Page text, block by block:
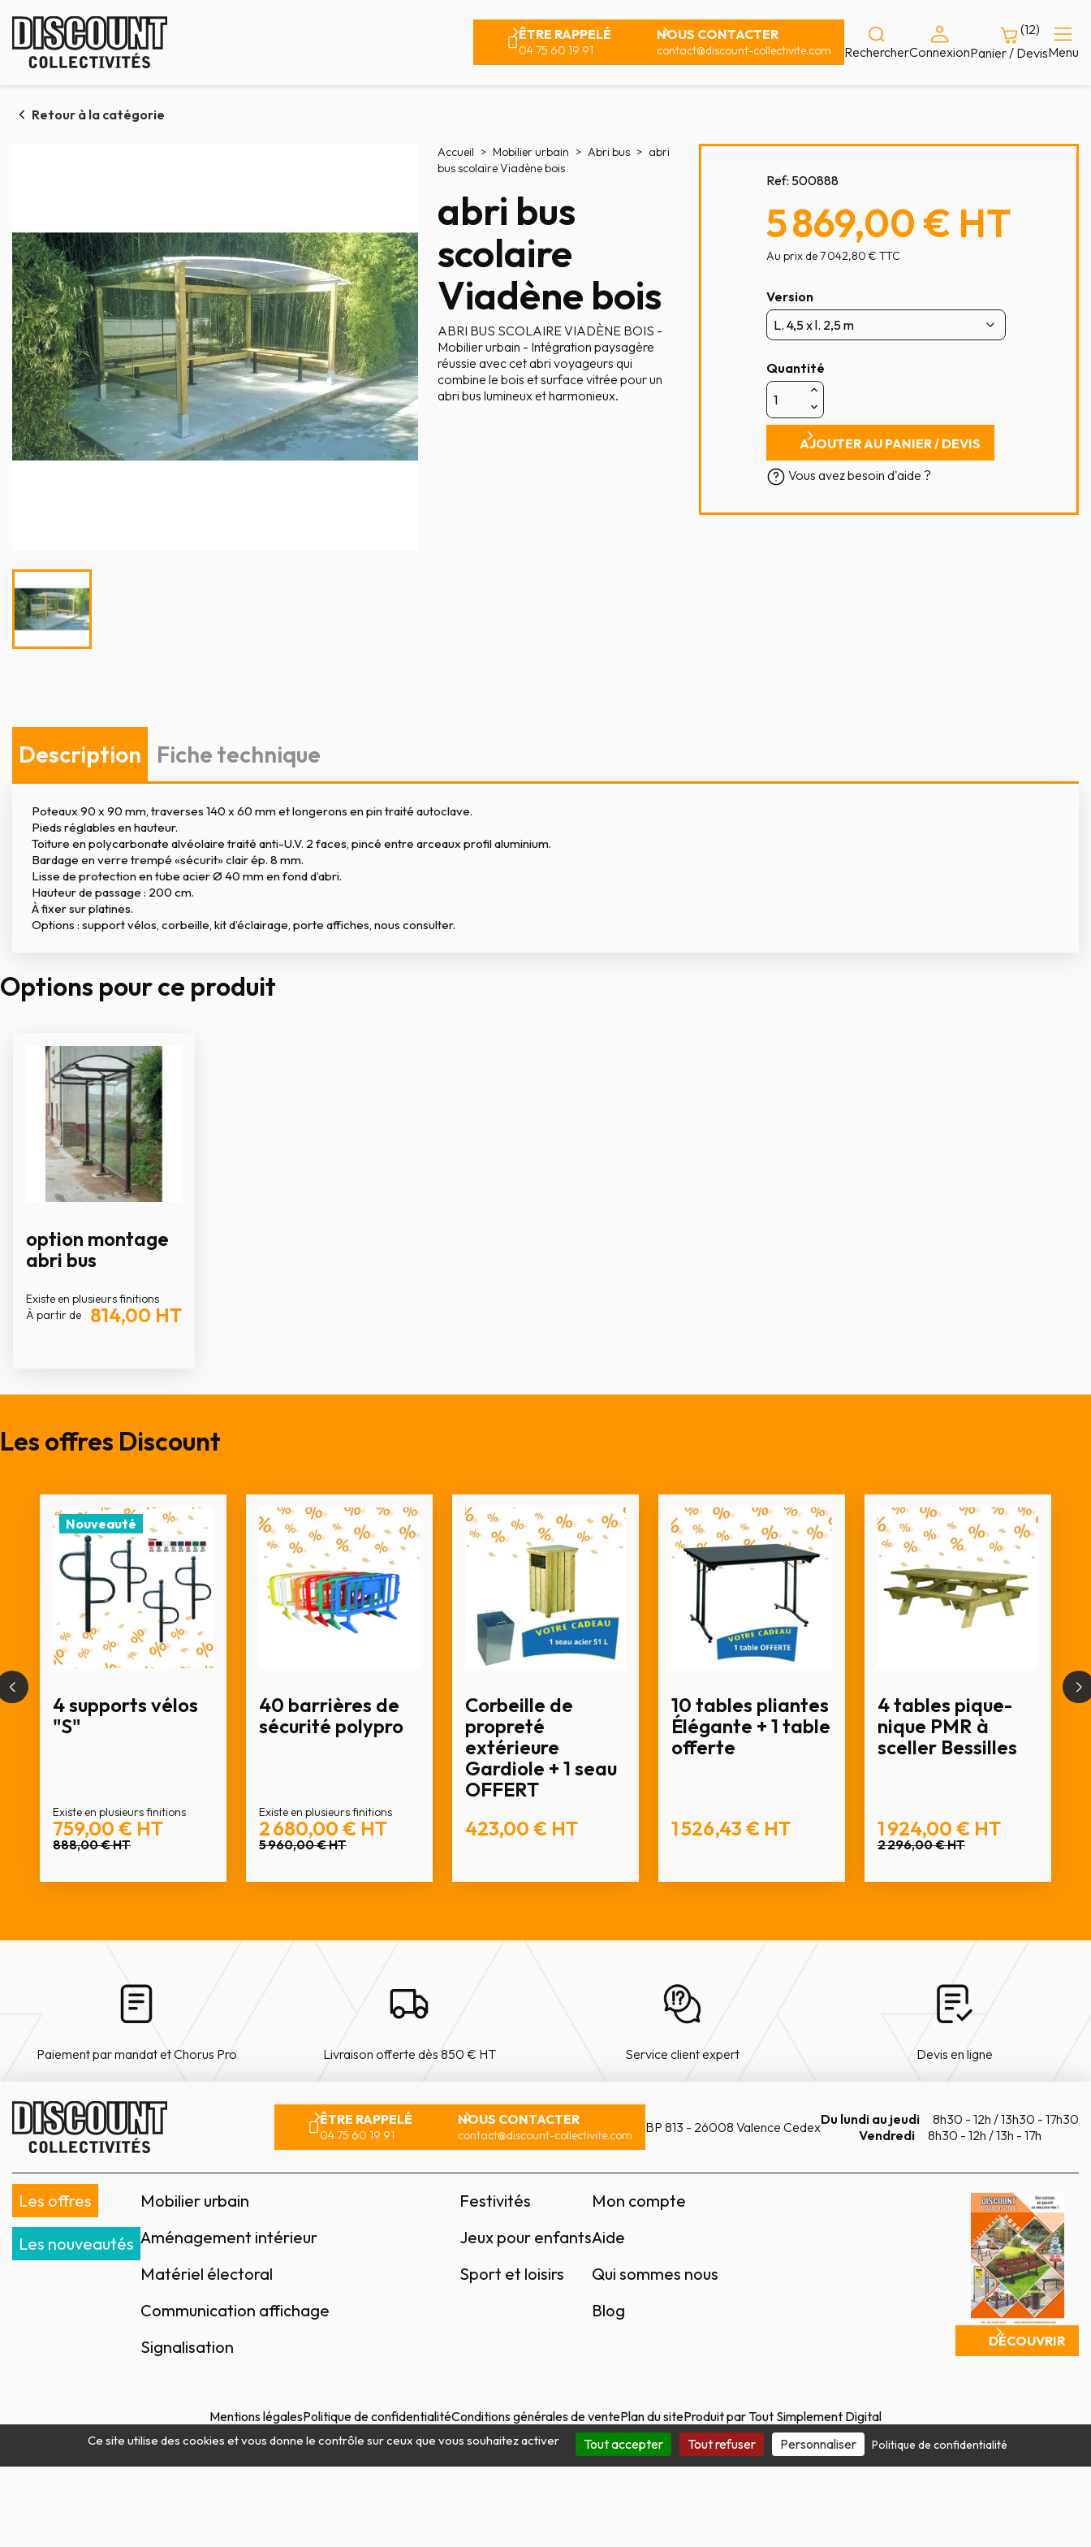
ÊTRE RAPPELÉ
04 75 60 19 91
NOUS CONTACTER
contact@discount-collectivite.com RechercherConnexionPanier / Devis
(12)
Menu
Retour à la catégorie
Accueil Mobilier urbain Abri bus
abri
bus scolaire Viadène bois
abri bus
scolaire
Viadène bois
ABRI BUS SCOLAIRE VIADÈNE BOIS -
Mobilier urbain - Intégration paysagère
réussie avec cet abri voyageurs qui
combine le bois et surface vitrée pour un
abri bus lumineux et harmonieux.
Ref: 500888
5 869,00 € HT
Au prix de 7 042,80 € TTC
Version
Quantité
AJOUTER AU PANIER / DEVIS
Vous avez besoin d'aide ?
Description Fiche technique
Poteaux 90 x 90 mm, traverses 140 x 60 mm et longerons en pin traité autoclave.
Pieds réglables en hauteur.
Toiture en polycarbonate alvéolaire traité anti-U.V. 2 faces, pincé entre arceaux profil aluminium.
Bardage en verre trempé «sécurit» clair ép. 8 mm.
Lisse de protection en tube acier Ø 40 mm en fond d’abri.
Hauteur de passage : 200 cm.
À fixer sur platines.
Options : support vélos, corbeille, kit d’éclairage, porte affiches, nous consulter.
Options pour ce produit
option montage
abri bus
Existe en plusieurs finitions
À partir de
814,00 HT
Les offres Discount
4 supports vélos
"S"
Existe en plusieurs finitions
759,00 € HT
888,00 €HT
Nouveauté
40 barrières de
sécurité polypro
Existe en plusieurs finitions
2 680,00 € HT
5 960,00 €HT
Corbeille de
propreté
extérieure
Gardiole + 1 seau
OFFERT
423,00 € HT
10 tables pliantes
Élégante + 1 table
offerte
1 526,43 € HT
4 tables pique-
nique PMR à
sceller Bessilles
1 924,00 € HT
2 296,00 €HT
Paiement par mandat et Chorus Pro Livraison offerte dès 850 € HT Service client expert Devis en ligne
ÊTRE RAPPELÉ
04 75 60 19 91
NOUS CONTACTER
contact@discount-collectivite.com BP 813 - 26008 Valence CedexDu lundi au jeudi
8h30 - 12h / 13h30 - 17h30
Vendredi
8h30 - 12h / 13h - 17h
Les offres
Les nouveautés
Mobilier urbain
Aménagement intérieur
Matériel électoral
Communication affichage
Signalisation
Festivités
Jeux pour enfants
Sport et loisirs
Mon compte
Aide
Qui sommes nous
Blog
DÉCOUVRIR
Mentions légalesPolitique de confidentialitéConditions générales de ventePlan du siteProduit par Tout Simplement Digital
Vie privée-Termes
Ce site utilise des cookies et vous donne le contrôle sur ceux que vous souhaitez activer Tout accepter Tout refuser Personnaliser Politique de confidentialité